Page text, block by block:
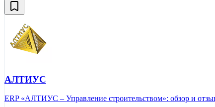
АЛТИУС
ERP «АЛТИУС – Управление строительством»: обзор и